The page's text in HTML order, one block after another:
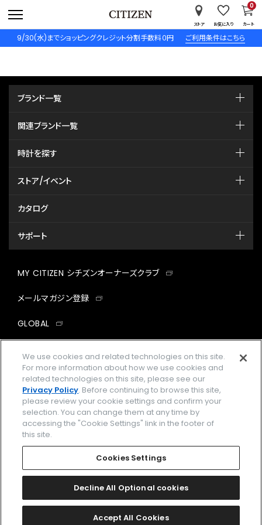
9/30(水)までショッピングクレジット分割手数料０円 ご利用条件はこちら
ストア お気に入り カート
0
ブランド一覧
関連ブランド一覧
時計を探す
ストア/イベント
カタログ
サポート
MY CITIZEN シチズンオーナーズクラブ
メールマガジン登録
GLOBAL
facebookinstagramtwitter
企業情報 ご利用規約
プライバシーポリシー Cookies Settings
Amazon PayはAmazon.com, Inc.またはその関連会社の商標です。
2026 CITIZEN WATCH CO., LTD.
We use cookies and related technologies on this site.
For more information about how we use cookies and
related technologies on this site, please see our
Privacy Policy. Before continuing to browse this site,
please review your cookie settings and confirm your
selection. You can change them at any time by
accessing the "Cookie Settings" link in the footer of
this site.
Cookies Settings
Decline All Optional cookies
Accept All Cookies